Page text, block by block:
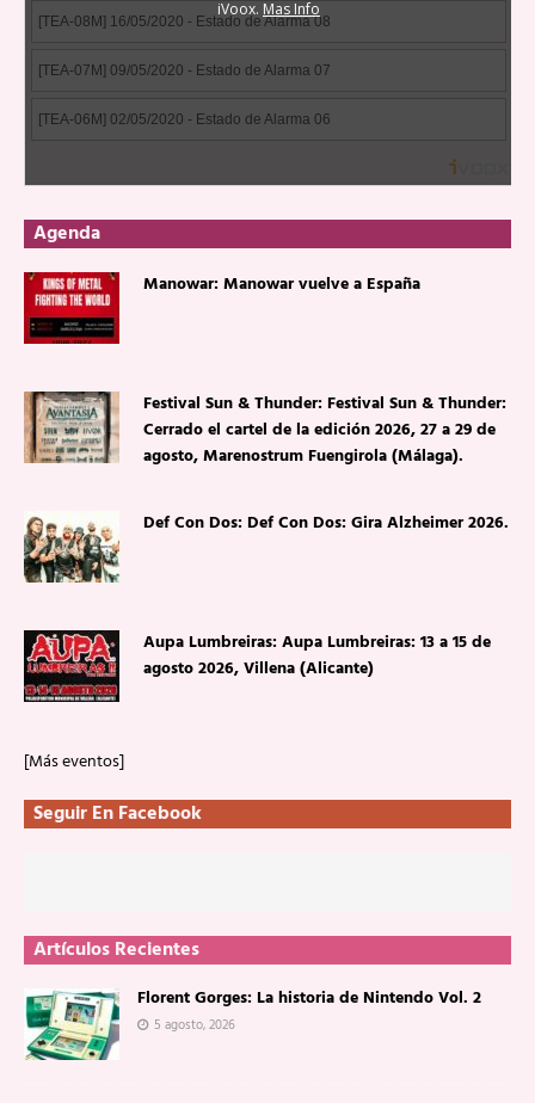
Agenda
Manowar: Manowar vuelve a España
Festival Sun & Thunder: Festival Sun & Thunder:
Cerrado el cartel de la edición 2026, 27 a 29 de
agosto, Marenostrum Fuengirola (Málaga).
Def Con Dos: Def Con Dos: Gira Alzheimer 2026.
Aupa Lumbreiras: Aupa Lumbreiras: 13 a 15 de
agosto 2026, Villena (Alicante)
[Más eventos]
Seguir En Facebook
Artículos Recientes
Florent Gorges: La historia de Nintendo Vol. 2
5 agosto, 2026